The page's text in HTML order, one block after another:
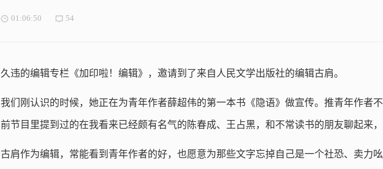
01:06:50 54
久违的编辑专栏《加印啦！编辑》，邀请到了来自人民文学出版社的编辑古肩。
我们刚认识的时候，她正在为青年作者薛超伟的第一本书《隐语》做宣传。推青年作者
前节目里提到过的在我看来已经颇有名气的陈春成、王占黑，和不常读书的朋友聊起来
古肩作为编辑，常能看到青年作者的好，也愿意为那些文字忘掉自己是一个社恐、卖力